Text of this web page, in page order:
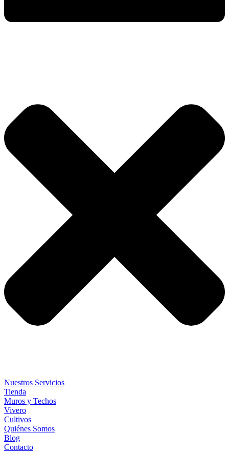
Nuestros Servicios
Tienda
Muros y Techos
Vivero
Cultivos
Quiénes Somos
Blog
Contacto